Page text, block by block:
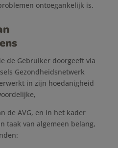
ontoegankelijk is.
de Gebruiker doorgeeft via
Gezondheidsnetwerk
in zijn hoedanigheid
de AVG, en in het kader
taak van algemeen belang,